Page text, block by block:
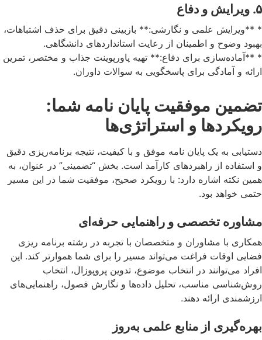
۵. ویرایش و دفاع
* **ویرایش علمی و نگارشی:** بازبینی دقیق برای حذف اشتباهات،
بهبود وضوح و اطمینان از رعایت استانداردهای دانشگاهی.
* **آماده‌سازی برای دفاع:** تهیه پاورپوینت جذاب و مختصر، تمرین
ارائه و آمادگی برای پاسخگویی به سوالات داوران.
تضمین موفقیت پایان نامه شما:
رویکردها و استراتژی‌ها
دستیابی به یک پایان نامه موفق و با کیفیت، نتیجه برنامه‌ریزی دقیق
و استفاده از راهبردهای کارآمد است. بخش “تضمینی” در عنوان، به
همین نکته اشاره دارد: با رویکرد صحیح، موفقیت شما در این مسیر
حتمی خواهد بود.
مشاوره تخصصی و راهنمایی حرفه‌ای
همکاری با مشاوران و متخصصان با تجربه در رشته برنامه ریزی
فضایی اوقات فراغت می‌تواند مسیر را برای شما هموارتر کند. این
افراد می‌توانند در انتخاب موضوع، تدوین پروپوزال، انتخاب
روش‌شناسی مناسب، تحلیل داده‌ها و نگارش فصول، راهنمایی‌های
ارزشمندی ارائه دهند.
بهره‌گیری از منابع علمی به‌روز